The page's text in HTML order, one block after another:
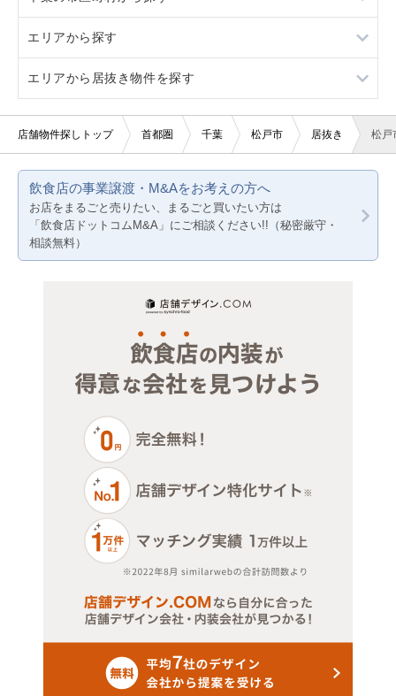
看板取り付け可
10坪以下
20坪以下
賃料20万円以下
3階以上
バー・クラブ
美容室・理容室
サロン（マッサージ・エステ・ネイルなど）
物販・小売
ジム・教室・スタジオ
イタリア料理
焼肉
鉄板焼き・お好み焼
カフェ
居酒屋・ダイニングバー
その他店舗物件
千葉市すべて
千葉市中央区
千葉市花見川区
千葉市若葉区
千葉市緑区
木更津市
成田市
エリアから探す
東京23区
東京都下
千葉
埼玉
エリアから居抜き物件を探す
東京23区
神奈川
千葉
店舗物件探しトップ 首都圏 千葉 松戸市 居抜き 松戸
飲食店の事業譲渡・M&Aをお考えの方へ
お店をまるごと売りたい、まるごと買いたい方は
「飲食店ドットコムM&A」にご相談ください!!（秘密厳守・
相談無料）